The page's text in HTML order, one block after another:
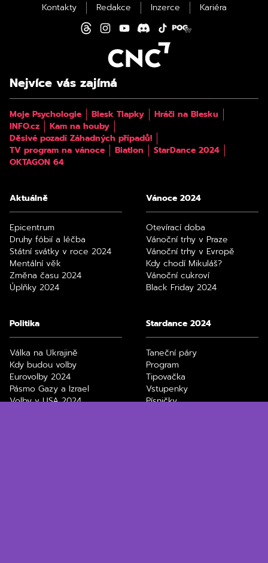
Nejvíce vás zajímá
Moje Psychologie Blesk Tlapky
Hráči na Blesku
INFO.cz
Kam na houby
Děsivé pozadí Záhadných případů!
TV program na vánoce
Biatlon
StarDance 2024
OKTAGON 64
Aktuálně
Epicentrum
Druhy fóbií a léčba
Státní svátky v roce 2024
Mentální věk
Změna času 2024
Úplňky 2024
Vánoce 2024
Otevírací doba
Vánoční trhy v Praze
Vánoční trhy v Evropě
Kdy chodí Mikuláš?
Vánoční cukroví
Black Friday 2024
Politika
Válka na Ukrajině
Kdy budou volby
Eurovolby 2024
Pásmo Gazy a Izrael
Volby v USA 2024
Stardance 2024
Taneční páry
Program
Tipovačka
Vstupenky
Písničky
Kontakty Redakce Inzerce Kariéra